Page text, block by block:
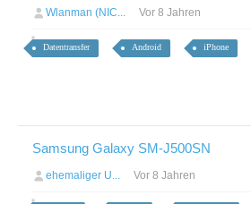
Wlanman (NIC... Vor 8 Jahren
Datentransfer Android iPhone
Samsung Galaxy SM-J500SN
ehemaliger U... Vor 8 Jahren